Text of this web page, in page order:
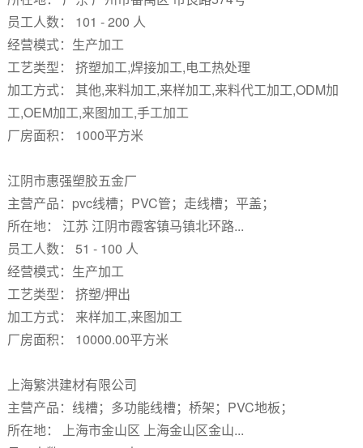
员工人数： 101 - 200 人
经营模式：生产加工
工艺类型： 挤塑加工,焊接加工,电工热处理
加工方式： 其他,来料加工,来样加工,来料代工加工,ODM加
工,OEM加工,来图加工,手工加工
厂房面积： 1000平方米
江阴市惠强塑胶五金厂
主营产品：pvc线槽；PVC管；走线槽；平盖；
所在地： 江苏 江阴市霞客镇马镇北环路...
员工人数： 51 - 100 人
经营模式：生产加工
工艺类型： 挤塑/押出
加工方式： 来样加工,来图加工
厂房面积： 10000.00平方米
上海繁洪建材有限公司
主营产品：线槽；多功能线槽；桥架；PVC地板；
所在地： 上海市金山区 上海金山区金山...